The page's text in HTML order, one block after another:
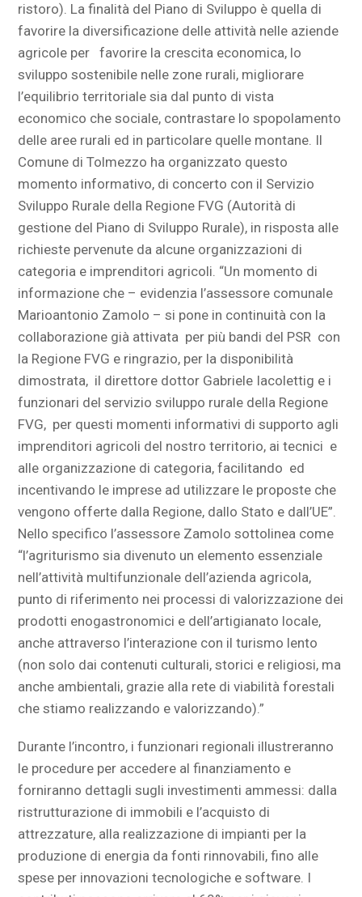
ristoro). La finalità del Piano di Sviluppo è quella di
favorire la diversificazione delle attività nelle aziende
agricole per favorire la crescita economica, lo
sviluppo sostenibile nelle zone rurali, migliorare
l’equilibrio territoriale sia dal punto di vista
economico che sociale, contrastare lo spopolamento
delle aree rurali ed in particolare quelle montane. Il
Comune di Tolmezzo ha organizzato questo
momento informativo, di concerto con il Servizio
Sviluppo Rurale della Regione FVG (Autorità di
gestione del Piano di Sviluppo Rurale), in risposta alle
richieste pervenute da alcune organizzazioni di
categoria e imprenditori agricoli. “Un momento di
informazione che – evidenzia l’assessore comunale
Marioantonio Zamolo – si pone in continuità con la
collaborazione già attivata per più bandi del PSR con
la Regione FVG e ringrazio, per la disponibilità
dimostrata, il direttore dottor Gabriele Iacolettig e i
funzionari del servizio sviluppo rurale della Regione
FVG, per questi momenti informativi di supporto agli
imprenditori agricoli del nostro territorio, ai tecnici e
alle organizzazione di categoria, facilitando ed
incentivando le imprese ad utilizzare le proposte che
vengono offerte dalla Regione, dallo Stato e dall’UE”.
Nello specifico l’assessore Zamolo sottolinea come
“l’agriturismo sia divenuto un elemento essenziale
nell’attività multifunzionale dell’azienda agricola,
punto di riferimento nei processi di valorizzazione dei
prodotti enogastronomici e dell’artigianato locale,
anche attraverso l’interazione con il turismo lento
(non solo dai contenuti culturali, storici e religiosi, ma
anche ambientali, grazie alla rete di viabilità forestali
che stiamo realizzando e valorizzando).”
Durante l’incontro, i funzionari regionali illustreranno
le procedure per accedere al finanziamento e
forniranno dettagli sugli investimenti ammessi: dalla
ristrutturazione di immobili e l’acquisto di
attrezzature, alla realizzazione di impianti per la
produzione di energia da fonti rinnovabili, fino alle
spese per innovazioni tecnologiche e software. I